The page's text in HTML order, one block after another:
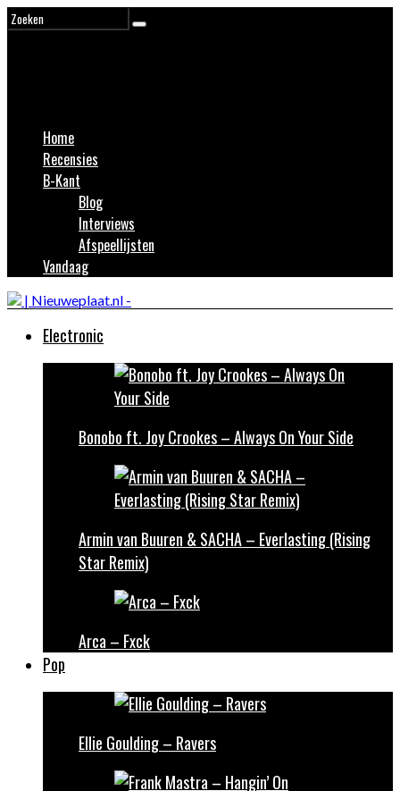
Home
Recensies
B-Kant
Blog
Interviews
Afspeellijsten
Vandaag
Electronic
Bonobo ft. Joy Crookes – Always On Your Side
Armin van Buuren & SACHA – Everlasting (Rising
Star Remix)
Arca – Fxck
Pop
Ellie Goulding – Ravers